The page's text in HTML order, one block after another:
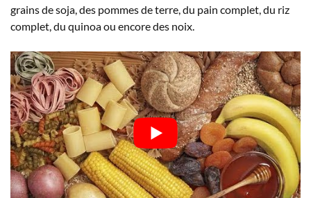
grains de soja, des pommes de terre, du pain complet, du riz
complet, du quinoa ou encore des noix.